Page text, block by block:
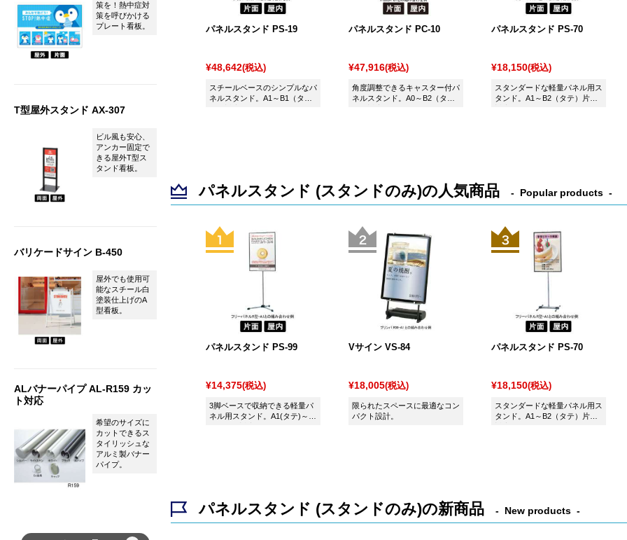
パネルスタンド PS-19
¥48,642(税込)
スチールベースのシンプルなパ
ネルスタンド。A1～B1（タ
パネルスタンド PC-10
¥47,916(税込)
角度調整できるキャスター付パ
ネルスタンド。A0～B2（タ
パネルスタンド PS-70
¥18,150(税込)
スタンダードな軽量パネル用ス
タンド。A1～B2（タテ）片面
パネルスタンド (スタンドのみ)の人気商品 Popular products
パネルスタンド PS-99
¥14,375(税込)
3脚ベースで収納できる軽量パ
ネル用スタンド。A1(タテ)～
Vサイン VS-84
¥18,005(税込)
限られたスペースに最適なコン
パクト設計。
パネルスタンド PS-70
¥18,150(税込)
スタンダードな軽量パネル用ス
タンド。A1～B2（タテ）片面
パネルスタンド (スタンドのみ)の新商品 New products
策を！熱中症対
策を呼びかける
プレート看板。
T型屋外スタンド AX-307
ビル風も安心、
アンカー固定で
きる屋外T型ス
タンド看板。
バリケードサイン B-450
屋外でも使用可
能なスチール白
塗装仕上げのA
型看板。
ALバナーパイプ AL-R159 カッ
ト対応
希望のサイズに
カットできるス
タイリッシュな
アルミ製バナー
パイプ。